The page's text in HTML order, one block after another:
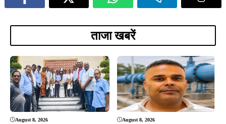
ताजा खबरें
August 8, 2026 August 8, 2026